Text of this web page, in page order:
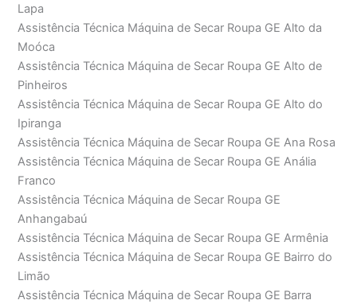
Lapa
Assistência Técnica Máquina de Secar Roupa GE Alto da
Moóca
Assistência Técnica Máquina de Secar Roupa GE Alto de
Pinheiros
Assistência Técnica Máquina de Secar Roupa GE Alto do
Ipiranga
Assistência Técnica Máquina de Secar Roupa GE Ana Rosa
Assistência Técnica Máquina de Secar Roupa GE Anália
Franco
Assistência Técnica Máquina de Secar Roupa GE
Anhangabaú
Assistência Técnica Máquina de Secar Roupa GE Armênia
Assistência Técnica Máquina de Secar Roupa GE Bairro do
Limão
Assistência Técnica Máquina de Secar Roupa GE Barra